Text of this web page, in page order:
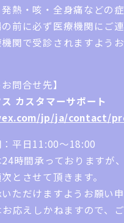
熱・咳・全身痛などの
前に必ず医療機関にご
関で受診されますようお
問合せ先】
カスタマーサポート
jp/ja/contact/
平日11:00～18:00
時間承っておりますが
とさせて頂きます。
ただけますようお願い申
応えしかねますので、